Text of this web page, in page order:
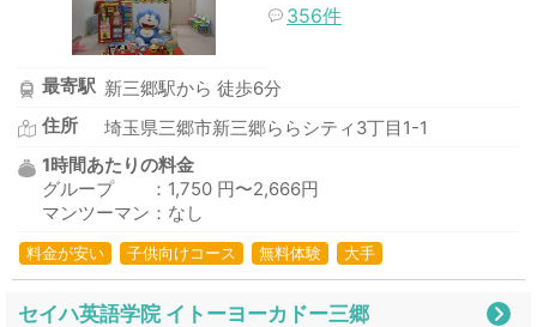
356件
最寄駅 新三郷駅から 徒歩6分
住所
埼玉県三郷市新三郷ららシティ3丁目1-1
1時間あたりの料金
グループ ：1,750 円〜2,666円
マンツーマン：なし
料金が安い 子供向けコース 無料体験 大手
セイハ英語学院 イトーヨーカドー三郷